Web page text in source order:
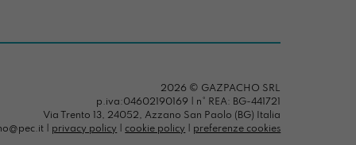
2026 © GAZPACHO SRL
p.iva:04602190169 | n° REA: BG-441721
Via Trento 13, 24052, Azzano San Paolo (BG) Italia
| privacy policy cookie policy preferenze cookies